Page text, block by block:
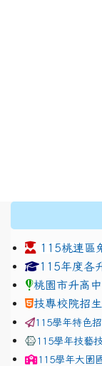
115桃連區
link to https://
115年度各
桃園市升高
技專校院招
115學年特色
115學年技藝
115學年大園